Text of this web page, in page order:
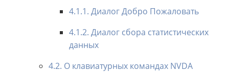
4.1.1. Диалог Добро Пожаловать
4.1.2. Диалог сбора статистических
данных
4.2. О клавиатурных командах NVDA